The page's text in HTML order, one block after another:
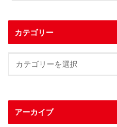
カテゴリー
アーカイブ